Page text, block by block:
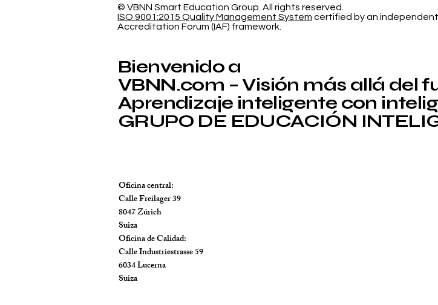
Universidad
Internacional Suiza
celebra un hito
en la Clasificación
Probabilística
© VBNN Smart Education Group. All rights reserved.
ISO 9001:2015 Quality Management System certified by an
Accreditation Forum (IAF) framework.
Bienvenido a
VBNN.com – Visión más allá del
Aprendizaje inteligente con
GRUPO DE EDUCACIÓN
Oficina central:
Calle Freilager 39
8047 Zúrich
Suiza
Oficina de Calidad:
Calle Industriestrasse 59
6034 Lucerna
Suiza